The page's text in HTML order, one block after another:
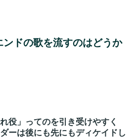
ドの歌を流すのはどうか
役」ってのを引き受けやすく
ーは後にも先にもディケイドし